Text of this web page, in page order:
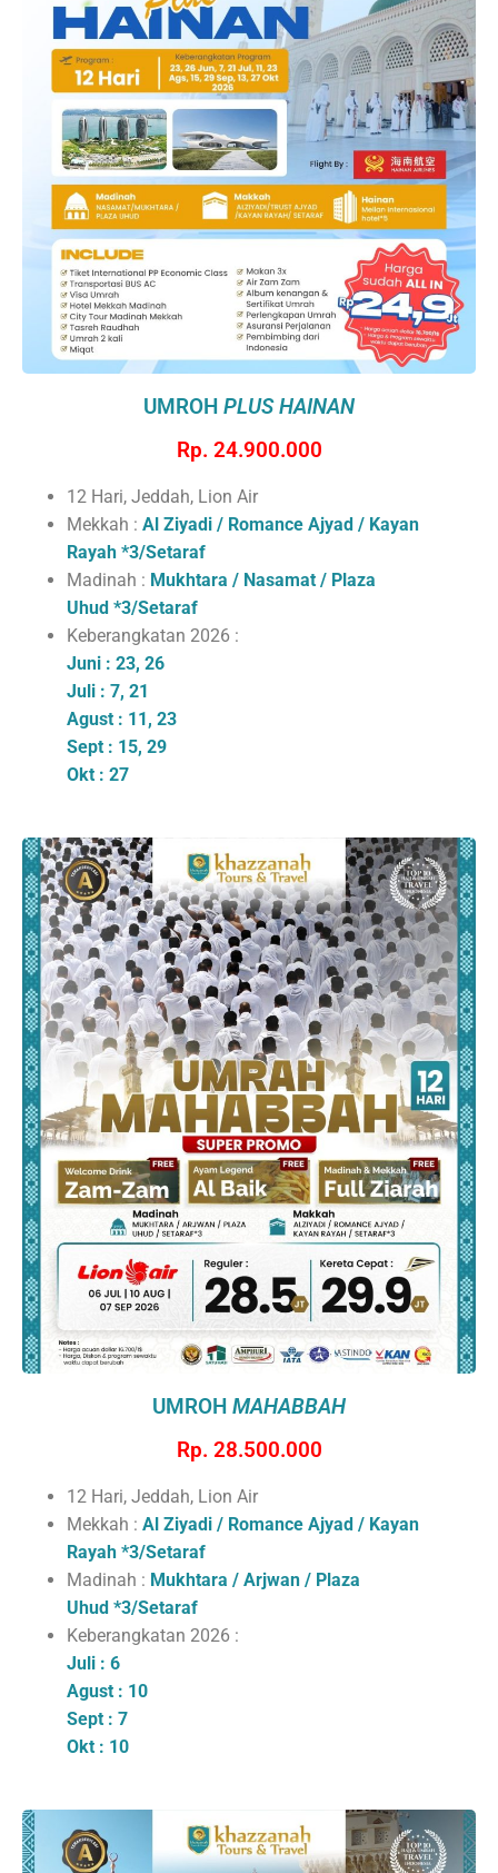
UMROH PLUS HAINAN
Rp. 24.900.000
12 Hari, Jeddah, Lion Air
Mekkah : Al Ziyadi / Romance Ajyad / Kayan
Rayah *3/Setaraf
Madinah : Mukhtara / Nasamat / Plaza
Uhud *3/Setaraf
Keberangkatan 2026 :
Juni : 23, 26
Juli : 7, 21
Agust : 11, 23
Sept : 15, 29
Okt : 27
UMROH MAHABBAH
Rp. 28.500.000
12 Hari, Jeddah, Lion Air
Mekkah : Al Ziyadi / Romance Ajyad / Kayan
Rayah *3/Setaraf
Madinah : Mukhtara / Arjwan / Plaza
Uhud *3/Setaraf
Keberangkatan 2026 :
Juli : 6
Agust : 10
Sept : 7
Okt : 10